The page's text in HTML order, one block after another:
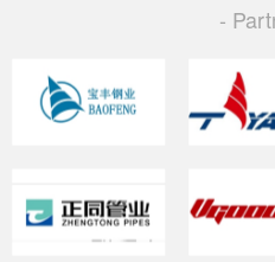
-